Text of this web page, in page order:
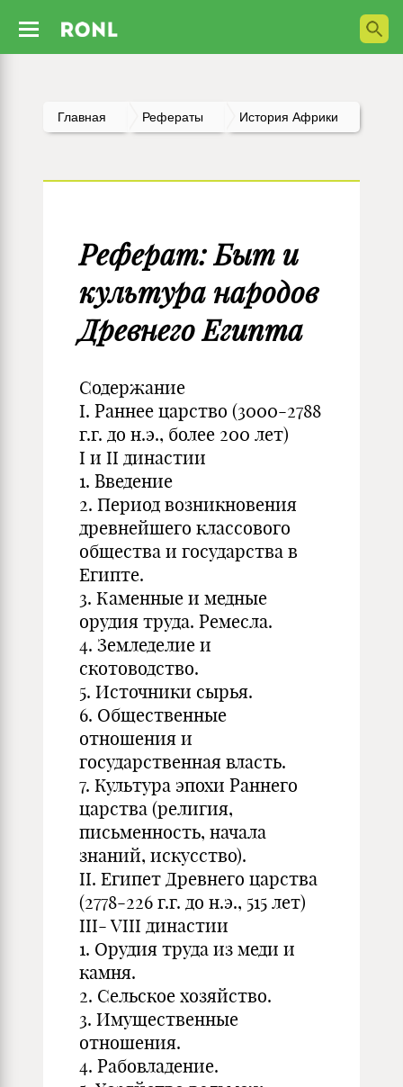
Главная Рефераты История Африки
Реферат: Быт и
культура народов
Древнего Египта
Содержание
I. Раннее царство (3000-2788
г.г. до н.э., более 200 лет)
I и II династии
1. Введение
2. Период возникновения
древнейшего классового
общества и государства в
Египте.
3. Каменные и медные
орудия труда. Ремесла.
4. Земледелие и
скотоводство.
5. Источники сырья.
6. Общественные
отношения и
государственная власть.
7. Культура эпохи Раннего
царства (религия,
письменность, начала
знаний, искусство).
II. Египет Древнего царства
(2778-226 г.г. до н.э., 515 лет)
III- VIII династии
1. Орудия труда из меди и
камня.
2. Сельское хозяйство.
3. Имущественные
отношения.
4. Рабовладение.